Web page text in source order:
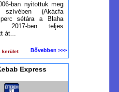
ban nyitottuk meg
(Akácfa
sétára a Blaha
2017-ben teljes
át...
kerület Bővebben >>>
Express